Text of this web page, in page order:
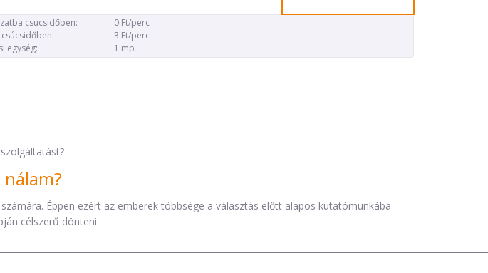
csúcsidőben:
0 Ft/perc
3 Ft/perc
egység:
1 mp
Éppen ezért az emberek többsége a választás előtt alapos kutatómunkába
célszerű dönteni.